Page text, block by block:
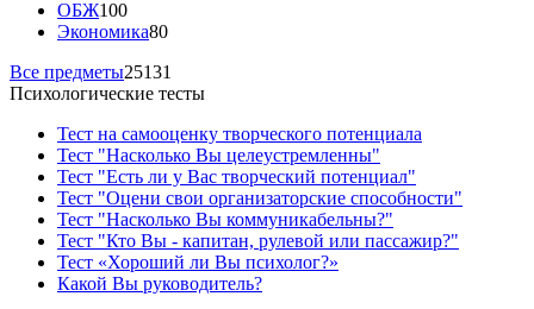
ОБЖ100
Экономика80
Все предметы25131
Психологические тесты
Тест на самооценку творческого потенциала
Тест "Насколько Вы целеустремленны"
Тест "Есть ли у Вас творческий потенциал"
Тест "Оцени свои организаторские способности"
Тест "Насколько Вы коммуникабельны?"
Тест "Кто Вы - капитан, рулевой или пассажир?"
Тест «Хороший ли Вы психолог?»
Какой Вы руководитель?